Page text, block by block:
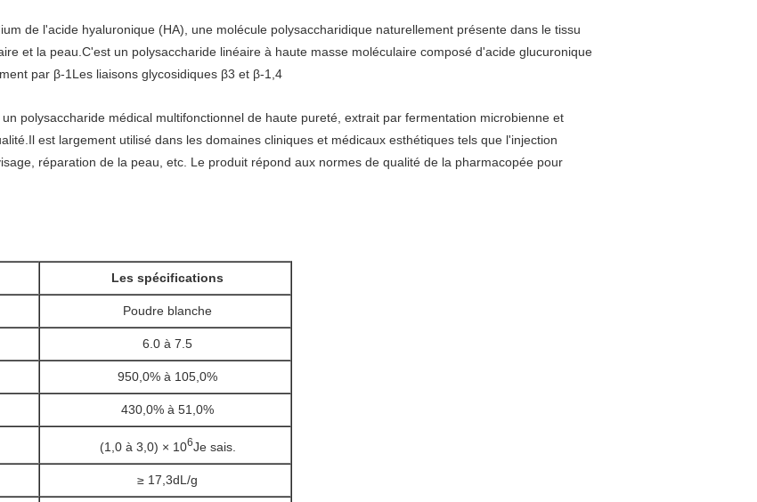
de l'acide hyaluronique (HA), une molécule polysaccharidique naturellement présente dans le tissu
et la peau.C'est un polysaccharide linéaire à haute masse moléculaire composé d'acide glucuronique
par β-1Les liaisons glycosidiques β3 et β-1,4
un polysaccharide médical multifonctionnel de haute pureté, extrait par fermentation microbienne et
est largement utilisé dans les domaines cliniques et médicaux esthétiques tels que l'injection
réparation de la peau, etc. Le produit répond aux normes de qualité de la pharmacopée pour
Les spécifications
Poudre blanche
6.0 à 7.5
950,0% à 105,0%
430,0% à 51,0%
(1,0 à 3,0) × 106Je sais.
≥ 17,3dL/g